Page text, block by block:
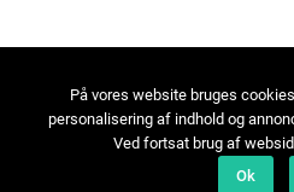
På vores website bruges
personalisering af indhold og
Ved fortsat brug af
Ok